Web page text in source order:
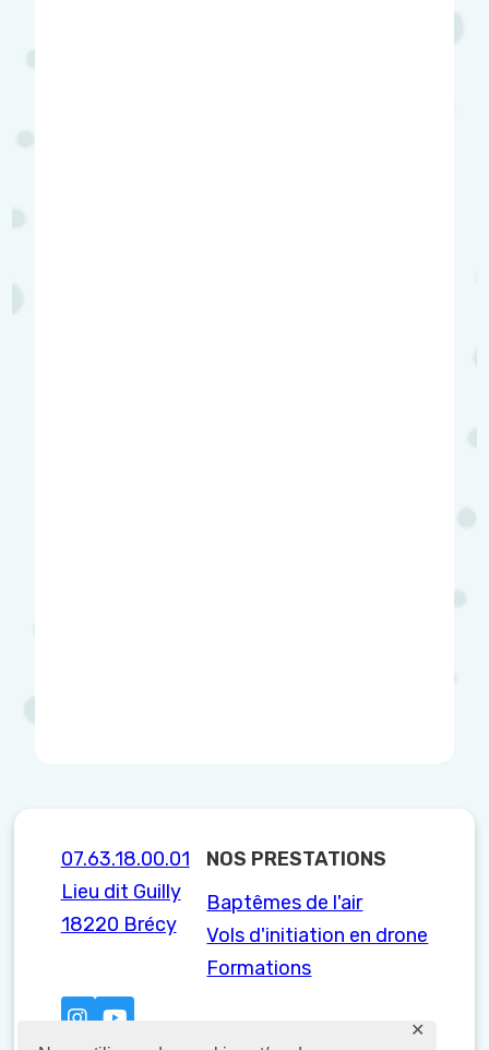
✕
07.63.18.00.01
Lieu dit Guilly
18220 Brécy
NOS PRESTATIONS
Baptêmes de l'air
Vols d'initiation en drone
Formations